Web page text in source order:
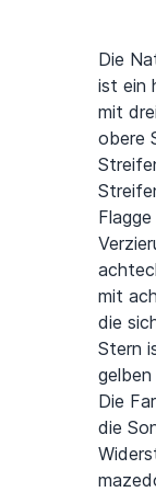
Die
ist ein
mit
obere
mit
die
Stern
Die
die